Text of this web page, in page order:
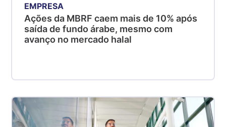
EMPRESA
Ações da MBRF caem mais de 10% após
saída de fundo árabe, mesmo com
avanço no mercado halal